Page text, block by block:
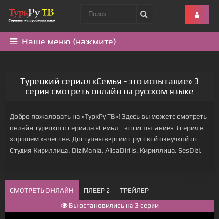
Наше меню (нажмите)
Турецкий сериал «Семья - это испытание» 3
серия смотреть онлайн на русском языке
Добро пожаловать на «ТуркРу ТВ»! Здесь вы можете смотреть
онлайн турецкого сериала «Семья - это испытание» 3 серия в
хорошем качестве. Доступны версии с русской озвучкой от
Студия Кириллица, DiziMania, AlisaDirilis, Кириллица, SesDizi.
СМОТРЕТЬ ОНЛАЙН ПЛЕЕР 2
ТРЕЙЛЕР
Вы остановились на 3 серии